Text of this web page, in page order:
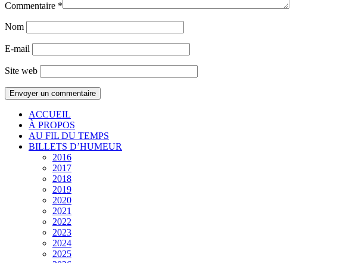
Commentaire *
Nom
E-mail
Site web
ACCUEIL
À PROPOS
AU FIL DU TEMPS
BILLETS D’HUMEUR
2016
2017
2018
2019
2020
2021
2022
2023
2024
2025